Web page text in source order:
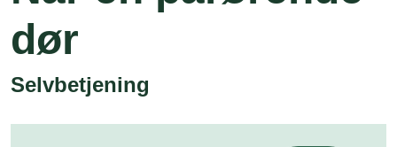
dør
Selvbetjening